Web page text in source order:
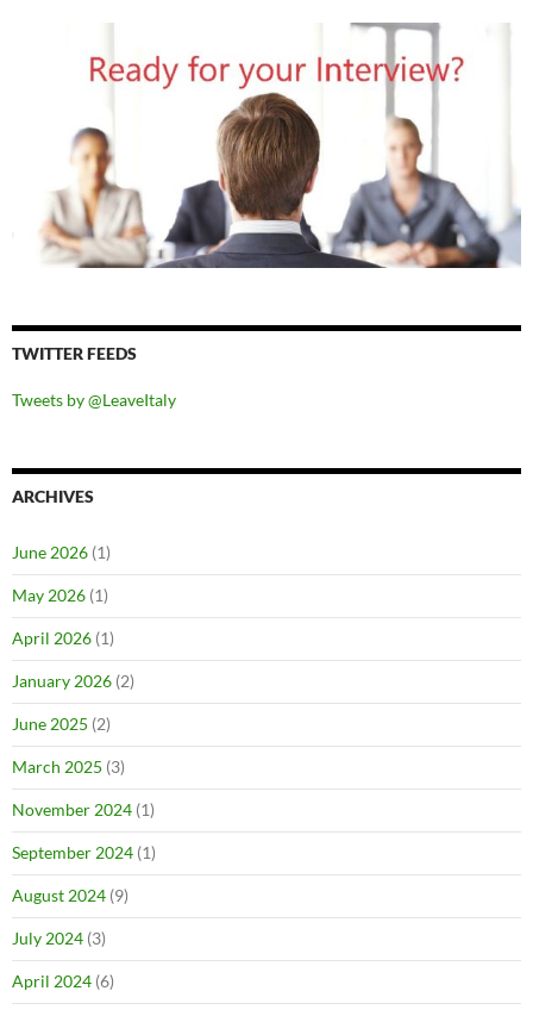
TWITTER FEEDS
Tweets by @LeaveItaly
ARCHIVES
June 2026 (1)
May 2026 (1)
April 2026 (1)
January 2026 (2)
June 2025 (2)
March 2025 (3)
November 2024 (1)
September 2024 (1)
August 2024 (9)
July 2024 (3)
April 2024 (6)